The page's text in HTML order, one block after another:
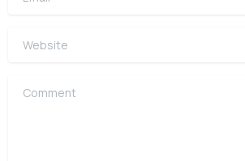
Website
Comment